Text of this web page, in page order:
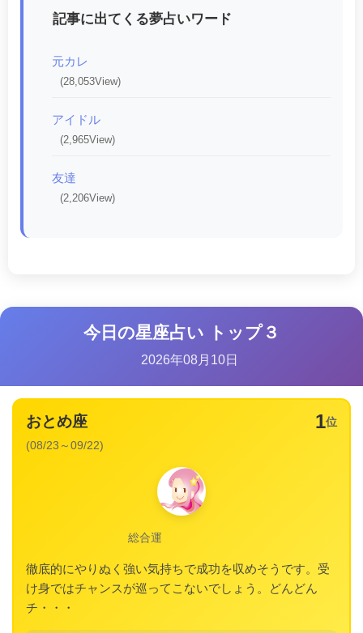
記事に出てくる夢占いワード
元カレ
(28,053View)
アイドル
(2,965View)
友達
(2,206View)
今日の星座占い トップ３
2026年08月10日
1位
おとめ座
(08/23～09/22)
総合運
徹底的にやりぬく強い気持ちで成功を収めそうです。受
け身ではチャンスが巡ってこないでしょう。どんどん
チ・・・